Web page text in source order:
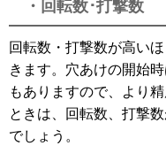
・回転数･打撃数
回転数・打撃数が高い
きます。穴あけの開始
もありますので、より
ときは、回転数、打撃
でしょう。